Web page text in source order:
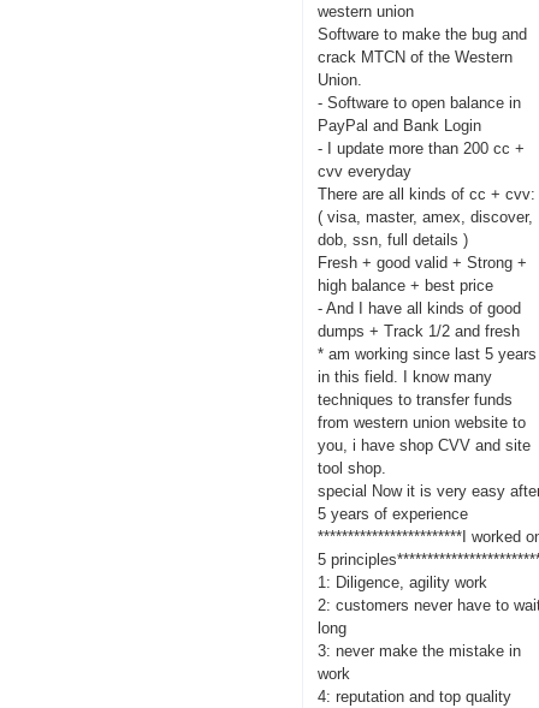
western union
Software to make the bug and
crack MTCN of the Western
Union.
- Software to open balance in
PayPal and Bank Login
- I update more than 200 cc +
cvv everyday
There are all kinds of cc + cvv:
( visa, master, amex, discover,
dob, ssn, full details )
Fresh + good valid + Strong +
high balance + best price
- And I have all kinds of good
dumps + Track 1/2 and fresh
* am working since last 5 years
in this field. I know many
techniques to transfer funds
from western union website to
you, i have shop CVV and site
tool shop.
special Now it is very easy
5 years of experience
************************I worked
5
1: Diligence, agility work
2: customers never have to
long
3: never make the mistake in
work
4: reputation and top quality